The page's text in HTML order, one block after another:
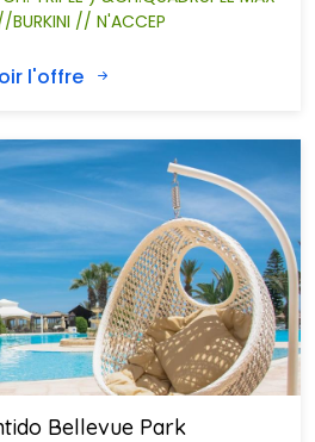
BURKINI // N'ACCEP
l'offre
Bellevue Park